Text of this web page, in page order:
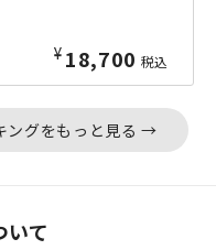
¥ 18,700 税込
ングをもっと見る →
て